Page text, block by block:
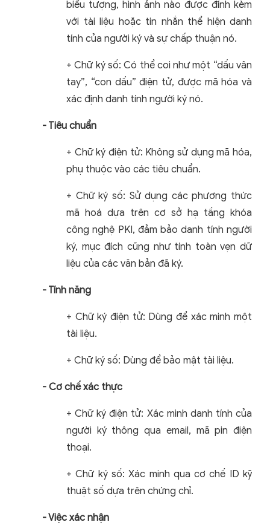
biểu tượng, hình ảnh nào được đính kèm
với tài liệu hoặc tin nhắn thể hiện danh
tính của người ký và sự chấp thuận nó.
+ Chữ ký số: Có thể coi như một “dấu vân
tay”, “con dấu” điện tử, được mã hóa và
xác định danh tính người ký nó.
- Tiêu chuẩn
+ Chữ ký điện tử: Không sử dụng mã hóa,
phụ thuộc vào các tiêu chuẩn.
+ Chữ ký số: Sử dụng các phương thức
mã hoá dựa trên cơ sở hạ tầng khóa
công nghệ PKI, đảm bảo danh tính người
ký, mục đích cũng như tính toàn vẹn dữ
liệu của các văn bản đã ký.
- Tính năng
+ Chữ ký điện tử: Dùng để xác minh một
tài liệu.
+ Chữ ký số: Dùng để bảo mật tài liệu.
- Cơ chế xác thực
+ Chữ ký điện tử: Xác minh danh tính của
người ký thông qua email, mã pin điện
thoại.
+ Chữ ký số: Xác minh qua cơ chế ID kỹ
thuật số dựa trên chứng chỉ.
- Việc xác nhận